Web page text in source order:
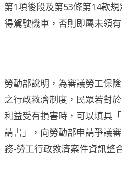
第1項後段及第53條第14款規
得駕駛機車，否則即屬未領
勞動部說明，為審議勞工保
之行政救濟制度，民眾若對
利益受有損害時，可以填具
請書」，向勞動部申請爭議
務-勞工行政救濟案件資訊整